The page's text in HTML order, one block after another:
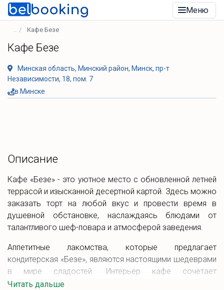
Меню
Кафе Безе
Кафе Безе
Минская область, Минский район, Минск, пр-т
Независимости, 18, пом. 7
в Минске
Описание
Кафе «Безе» - это уютное место с обновленной летней
террасой и изысканной десертной картой. Здесь можно
заказать торт на любой вкус и провести время в
душевной обстановке, наслаждаясь блюдами от
талантливого шеф-повара и атмосферой заведения.
Аппетитные лакомства, которые предлагает
кондитерская «Безе», являются настоящими шедеврами
в мире сладостей. Интерьер кафе сочетает
современные детали с уютной мебелью и создает
Читать дальше